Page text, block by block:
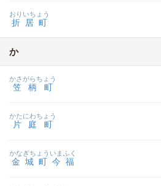
折居町
おりいちょう
か
笠柄町
かさがらちょう
片庭町
かたにわちょう
金城町今福
かなぎちょういまふく